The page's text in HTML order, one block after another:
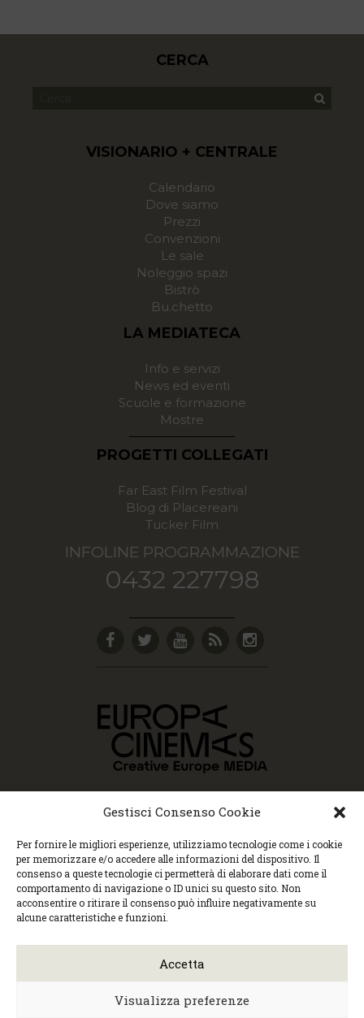
Gestisci Consenso Cookie
Per fornire le migliori esperienze, utilizziamo tecnologie come i cookie
per memorizzare e/o accedere alle informazioni del dispositivo. Il
consenso a queste tecnologie ci permetterà di elaborare dati come il
comportamento di navigazione o ID unici su questo sito. Non
acconsentire o ritirare il consenso può influire negativamente su
alcune caratteristiche e funzioni.
Accetta
Visualizza preferenze
CERCA
VISIONARIO + CENTRALE
Calendario
Dove siamo
Prezzi
Convenzioni
Le sale
Noleggio spazi
Bistrò
Bu.chetto
LA MEDIATECA
Info e servizi
News ed eventi
Scuole e formazione
Mostre
PROGETTI COLLEGATI
Far East Film Festival
Blog di Placereani
Tucker Film
INFOLINE PROGRAMMAZIONE
0432 227798
Copyright © 2015 Cec, Tutti i diritti riservati. Nessun
contenuto può essere copiato o manipolato. Accedendo al
sito approvi la Policy sulla privacy e la Policy sui
Centro espressioni cinematografiche, via Villalta, 24 |
33100 Udine | tel. 0432 299545 | P.Iva 01295290306 |
204933 | Cinema Centrale, via Poscolle 8 | tel. 0432